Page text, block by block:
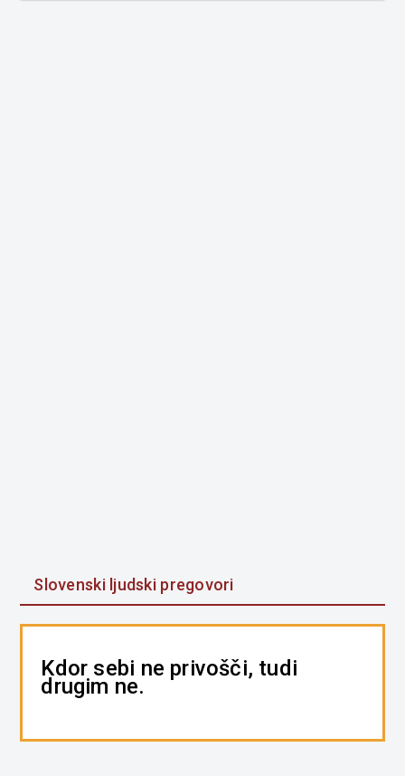
Slovenski ljudski pregovori
Kdor sebi ne privošči, tudi
drugim ne.